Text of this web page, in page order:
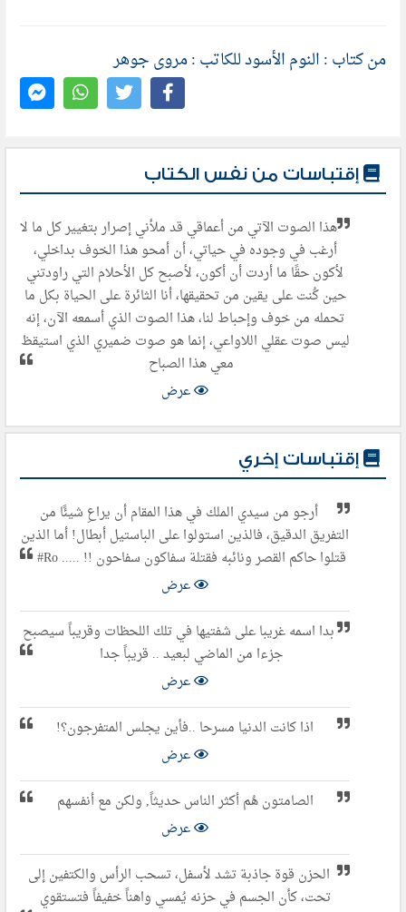
من كتاب : النوم الأسود للكاتب : مروى جوهر
إقتباسات من نفس الكتاب
هذا الصوت الآتي من أعماقي قد ملأني إصرار بتغيير كل ما لا
أرغب في وجوده في حياتي، أن أمحو هذا الخوف بداخلي،
لأكون حقًا ما أردت أن أكون، لأصبح كل الأحلام التي راودتني
حين كُنت على يقين من تحقيقها، أنا الثائرة على الحياة بكل ما
تحمله من خوف وإحباط لنا، هذا الصوت الذي أسمعه الآن، إنه
ليس صوت عقلي اللاواعي، إنما هو صوت ضميري الذي استيقظ
معي هذا الصباح
عرض
إقتباسات إخري
أرجو من سيدي الملك في هذا المقام أن يراعِ شيئًا من
التفريق الدقيق، فالذين استولوا على الباستيل أبطال! أما الذين
قتلوا حاكم القصر ونائبه فقتلة سفاكون سفاحون !! ..... Ro#
عرض
بدا اسمه غريبا على شفتيها في تلك اللحظات وقريباً سيصبح
جزءا من الماضي لبعيد .. قريباً جدا
عرض
اذا كانت الدنيا مسرحا ..فأين يجلس المتفرجون؟!
عرض
الصامتون هُم أكثر الناس حديثاً, ولكن مع أنفسهم
عرض
الحزن قوة جاذبة تشد لأسفل، تسحب الرأس والكتفين إلى
تحت، كأن الجسم في حزنه يُمسي واهناً خفيفاً فتستقوي